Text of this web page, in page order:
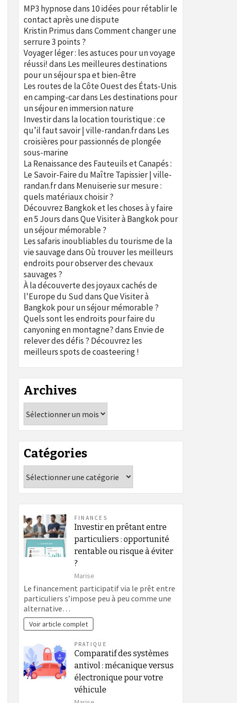
MP3 hypnosedans 10 idées pour rétablir le
contact après une dispute
Kristin PrimusdansComment changer une
serrure 3 points ?
Voyager léger : les astuces pour un voyage
réussi!dans Les meilleures destinations
pour un séjour spa et bien-être
Les routes de la Côte Ouest des États-Unis
en camping-cardans Les destinations pour
un séjour en immersion nature
Investir dans la location touristique : ce
qu’il faut savoir | ville-randan.frdans Les
croisières pour passionnés de plongée
sous-marine
La Renaissance des Fauteuils et Canapés :
Le Savoir-Faire du Maître Tapissier | ville-
randan.frdans Menuiserie sur mesure :
quels matériaux choisir ?
Découvrez Bangkok et les choses à y faire
en 5 JoursdansQue Visiter à Bangkok pour
un séjour mémorable ?
Les safaris inoubliables du tourisme de la
vie sauvagedansOù trouver les meilleurs
endroits pour observer des chevaux
sauvages ?
À la découverte des joyaux cachés de
l'Europe du SuddansQue Visiter à
Bangkok pour un séjour mémorable ?
Quels sont les endroits pour faire du
canyoning en montagne?dans Envie de
relever des défis ? Découvrez les
meilleurs spots de coasteering !
Archives
Catégories
FINANCES
Investir en prêtant entre
particuliers : opportunité
rentable ou risque à éviter
?
Marise
Le financement participatif via le prêt entre
particuliers s’impose peu à peu comme une
alternative…
Voir article complet
PRATIQUE
Comparatif des systèmes
antivol : mécanique versus
électronique pour votre
véhicule